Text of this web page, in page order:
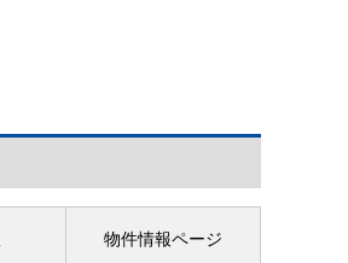
物件情報ページ